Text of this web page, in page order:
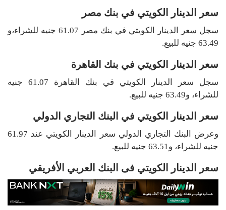
سعر الدينار الكويتي في بنك مصر
سجل سعر الدينار الكويتي في بنك مصر 61.07 جنيه للشراء،و
63.49 جنيه للبيع.
سعر الدينار الكويتي في بنك القاهرة
سجل سعر الدينار الكويتي في بنك القاهرة 61.07 جنيه
للشراء، و63.49 جنيه للبيع.
سعر الدينار الكويتي في البنك التجاري الدولي
وعرض البنك التجاري الدولي سعر الدينار الكويتي عند 61.97
جنيه للشراء، و63.51 جنيه للبيع.
سعر الدينار الكويتي فى البنك العربي الأفريقي